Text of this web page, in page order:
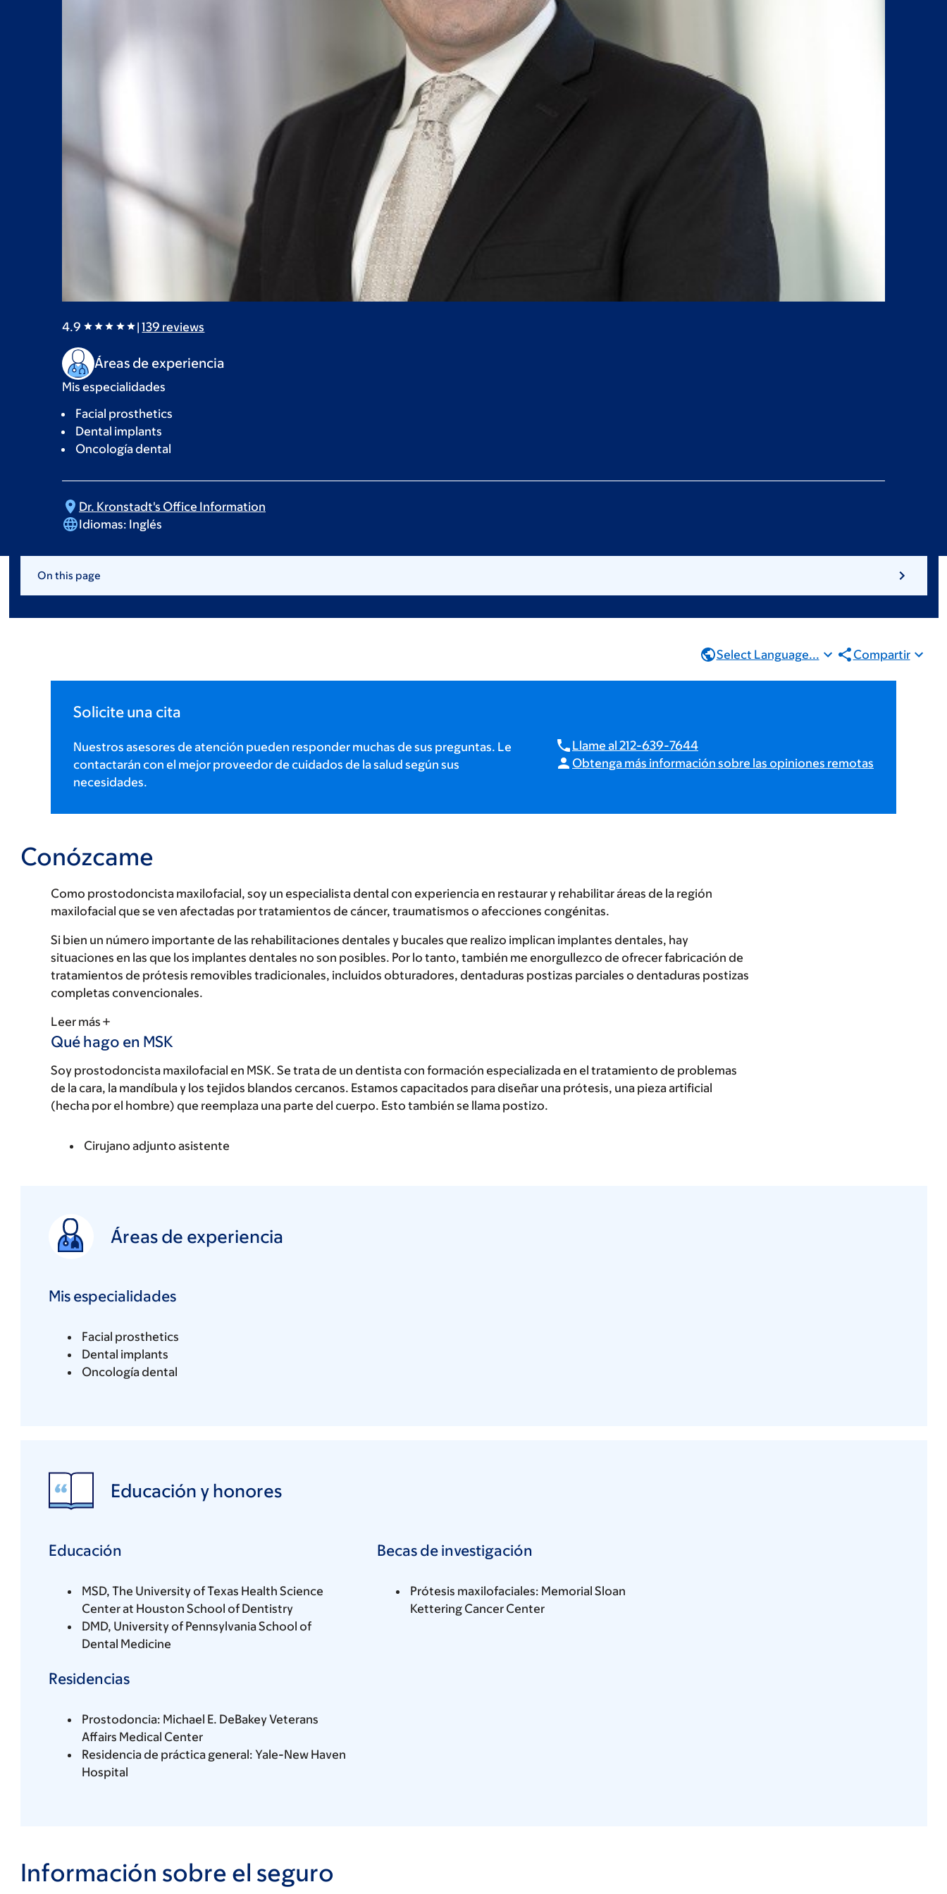
4.9 |139 reviews
Áreas de experiencia
Mis especialidades
Facial prosthetics
Dental implants
Oncología dental
Dr. Kronstadt's Office Information
Idiomas: Inglés
On this page
Select Language... Compartir
Solicite una cita
Nuestros asesores de atención pueden responder muchas de sus preguntas. Le
contactarán con el mejor proveedor de cuidados de la salud según sus
necesidades.
Llame al 212-639-7644
Obtenga más información sobre las opiniones remotas
Conózcame
Como prostodoncista maxilofacial, soy un especialista dental con experiencia en restaurar y rehabilitar áreas de la región
maxilofacial que se ven afectadas por tratamientos de cáncer, traumatismos o afecciones congénitas.
Si bien un número importante de las rehabilitaciones dentales y bucales que realizo implican implantes dentales, hay
situaciones en las que los implantes dentales no son posibles. Por lo tanto, también me enorgullezco de ofrecer fabricación de
tratamientos de prótesis removibles tradicionales, incluidos obturadores, dentaduras postizas parciales o dentaduras postizas
completas convencionales.
Leer más
Qué hago en MSK
Soy prostodoncista maxilofacial en MSK. Se trata de un dentista con formación especializada en el tratamiento de problemas
de la cara, la mandíbula y los tejidos blandos cercanos. Estamos capacitados para diseñar una prótesis, una pieza artificial
(hecha por el hombre) que reemplaza una parte del cuerpo. Esto también se llama postizo.
Cirujano adjunto asistente
Áreas de experiencia
Mis especialidades
Facial prosthetics
Dental implants
Oncología dental
Educación y honores
Educación
MSD, The University of Texas Health Science
Center at Houston School of Dentistry
DMD, University of Pennsylvania School of
Dental Medicine
Residencias
Prostodoncia: Michael E. DeBakey Veterans
Affairs Medical Center
Residencia de práctica general: Yale-New Haven
Hospital
Becas de investigación
Prótesis maxilofaciales: Memorial Sloan
Kettering Cancer Center
Información sobre el seguro